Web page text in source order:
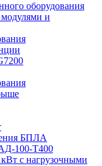
оборудования
и
БПЛА
100-Т400
с нагрузочными